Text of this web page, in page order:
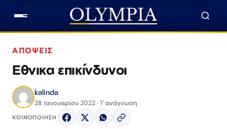
ΑΠΟΨΕΙΣ
Εθνικα επικίνδυνοι
kalinda
28 Ιανουαρίου 2022 · 1΄ ανάγνωση
ΚΟΙΝΟΠΟΙΗΣΗ